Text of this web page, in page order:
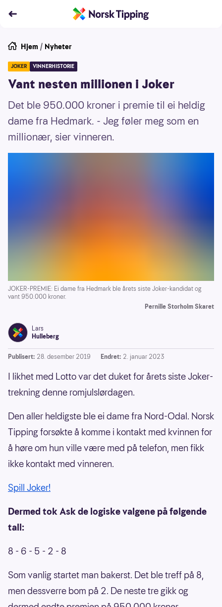
Hjem / Nyheter
JOKER VINNERHISTORIE
Vant nesten millionen i Joker
Det ble 950.000 kroner i premie til ei heldig
dame fra Hedmark. - Jeg føler meg som en
millionær, sier vinneren.
JOKER-PREMIE: Ei dame fra Hedmark ble årets siste Joker-kandidat og
vant 950.000 kroner.
Pernille Storholm Skaret
Lars
Hulleberg
Publisert: 28. desember 2019 Endret: 2. januar 2023
I likhet med Lotto var det duket for årets siste Joker-
trekning denne romjulslørdagen.
Den aller heldigste ble ei dame fra Nord-Odal. Norsk
Tipping forsøkte å komme i kontakt med kvinnen for
å høre om hun ville være med på telefon, men fikk
ikke kontakt med vinneren.
Spill Joker!
Dermed tok Ask de logiske valgene på følgende
tall:
8 - 6 - 5 - 2 - 8
Som vanlig startet man bakerst. Det ble treff på 8,
men dessverre bom på 2. De neste tre gikk og